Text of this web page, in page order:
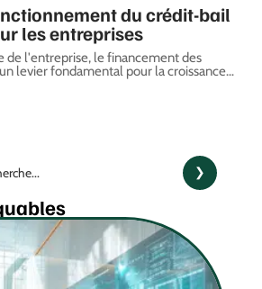
du crédit-bail
les entreprises
de l'entreprise, le financement des
levier fondamental pour la croissance…